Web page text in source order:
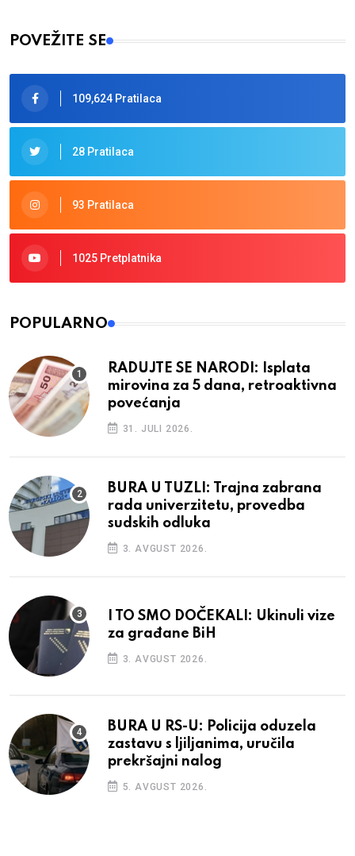
POVEŽITE SE
109,624 Pratilaca
28 Pratilaca
93 Pratilaca
1025 Pretplatnika
POPULARNO
RADUJTE SE NARODI: Isplata
mirovina za 5 dana, retroaktivna
povećanja
31. JULI 2026.
BURA U TUZLI: Trajna zabrana
rada univerzitetu, provedba
sudskih odluka
3. AVGUST 2026.
I TO SMO DOČEKALI: Ukinuli vize
za građane BiH
3. AVGUST 2026.
BURA U RS-U: Policija oduzela
zastavu s ljiljanima, uručila
prekršajni nalog
5. AVGUST 2026.